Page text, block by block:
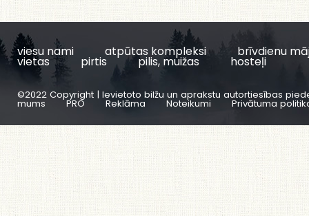
viesu nami atpūtas kompleksi brīvdienu
vietas pirtis pilis, muižas hosteļi
©2022 Copyright | Ievietoto bilžu un aprakstu autortiesības
mums PRO Reklāma Noteikumi Privātuma